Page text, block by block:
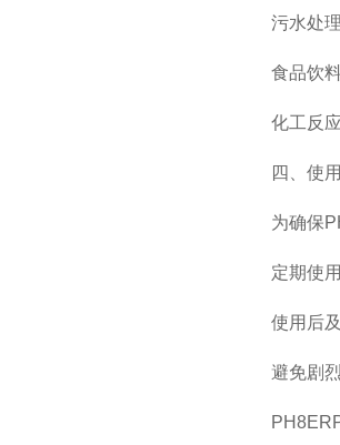
污水处理
食品饮料
化工反应
四、使用
为确保
定期使用
使用后及
避免剧烈
PH8ERP